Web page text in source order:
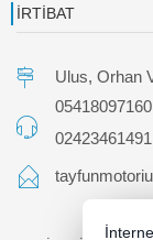
İRTİBAT
Ulus, Orhan
05418097160
02423461491